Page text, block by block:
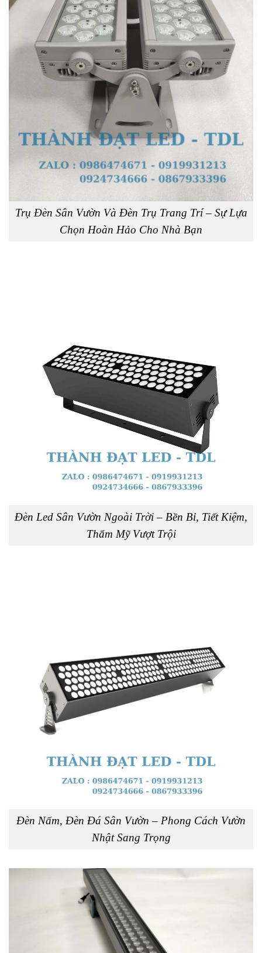
Trụ Đèn Sân Vườn Và Đèn Trụ Trang Trí – Sự Lựa
Chọn Hoàn Hảo Cho Nhà Bạn
Đèn Led Sân Vườn Ngoài Trời – Bền Bỉ, Tiết Kiệm,
Thẩm Mỹ Vượt Trội
Đèn Nấm, Đèn Đá Sân Vườn – Phong Cách Vườn
Nhật Sang Trọng